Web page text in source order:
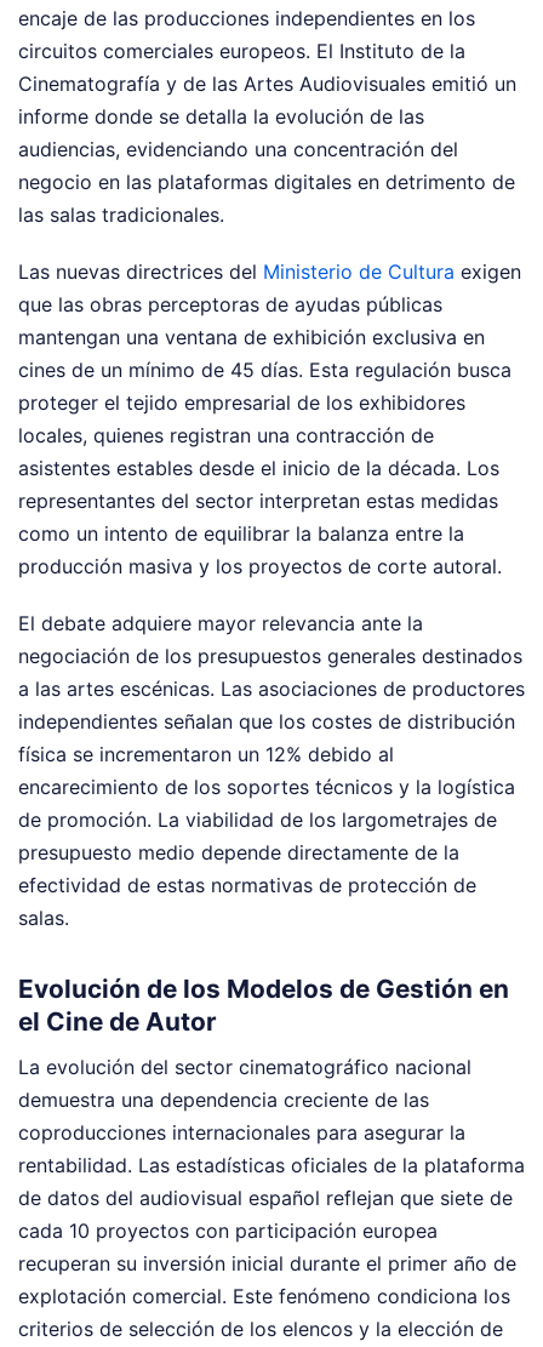
encaje de las producciones independientes en los
circuitos comerciales europeos. El Instituto de la
Cinematografía y de las Artes Audiovisuales emitió un
informe donde se detalla la evolución de las
audiencias, evidenciando una concentración del
negocio en las plataformas digitales en detrimento de
las salas tradicionales.
Las nuevas directrices del Ministerio de Cultura exigen
que las obras perceptoras de ayudas públicas
mantengan una ventana de exhibición exclusiva en
cines de un mínimo de 45 días. Esta regulación busca
proteger el tejido empresarial de los exhibidores
locales, quienes registran una contracción de
asistentes estables desde el inicio de la década. Los
representantes del sector interpretan estas medidas
como un intento de equilibrar la balanza entre la
producción masiva y los proyectos de corte autoral.
El debate adquiere mayor relevancia ante la
negociación de los presupuestos generales destinados
a las artes escénicas. Las asociaciones de productores
independientes señalan que los costes de distribución
física se incrementaron un 12% debido al
encarecimiento de los soportes técnicos y la logística
de promoción. La viabilidad de los largometrajes de
presupuesto medio depende directamente de la
efectividad de estas normativas de protección de
salas.
Evolución de los Modelos de Gestión en
el Cine de Autor
La evolución del sector cinematográfico nacional
demuestra una dependencia creciente de las
coproducciones internacionales para asegurar la
rentabilidad. Las estadísticas oficiales de la plataforma
de datos del audiovisual español reflejan que siete de
cada 10 proyectos con participación europea
recuperan su inversión inicial durante el primer año de
explotación comercial. Este fenómeno condiciona los
criterios de selección de los elencos y la elección de